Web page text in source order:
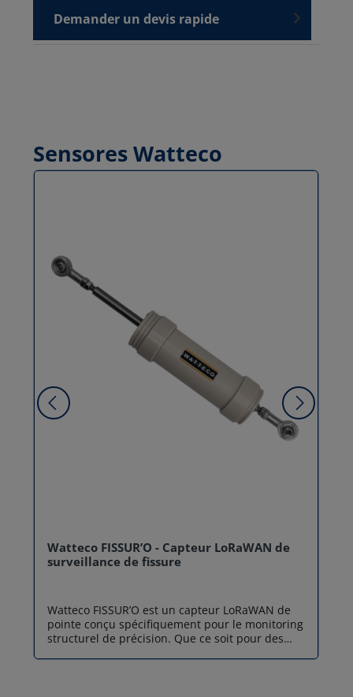
Demander un devis rapide
Sensores Watteco
Watteco FISSUR’O - Capteur LoRaWAN de
surveillance de fissure
Watteco FISSUR’O est un capteur LoRaWAN de
pointe conçu spécifiquement pour le monitoring
structurel de précision. Que ce soit pour des